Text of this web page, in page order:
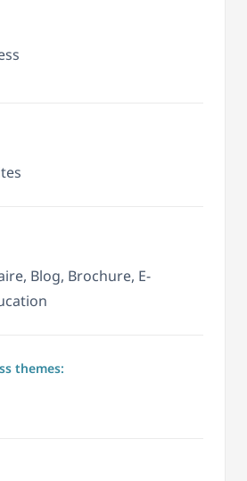
Blog, Brochure, E-
themes: